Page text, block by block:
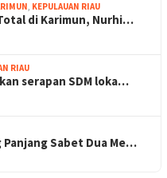
, KEPULAUAN RIAU
di Karimun, Nurhi…
RIAU
serapan SDM loka…
Panjang Sabet Dua Me…